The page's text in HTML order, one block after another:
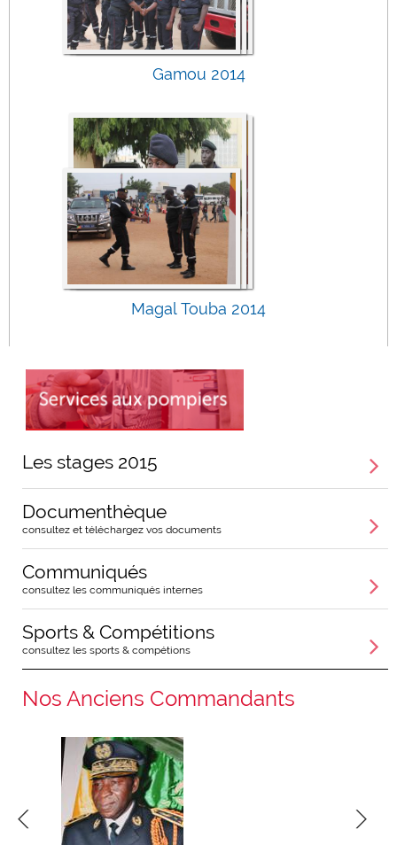
Gamou 2014
Magal Touba 2014
Les stages 2015
Documenthèque
consultez et téléchargez vos documents
Communiqués
consultez les communiqués internes
Sports & Compétitions
consultez les sports & compétions
Nos Anciens Commandants